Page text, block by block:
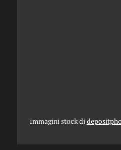
Immagini stock di